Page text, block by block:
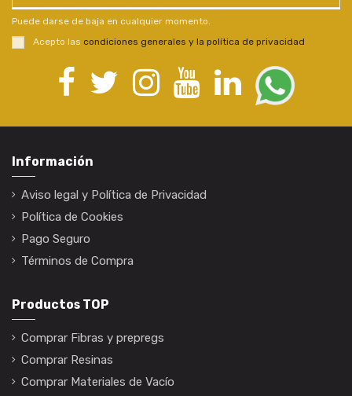
Puede darse de baja en cualquier momento.
Acepto las condiciones generales y la política de privacidad
Información
Aviso legal y Política de Privacidad
Política de Cookies
Pago Seguro
Términos de Compra
Productos TOP
Comprar Fibras y prepregs
Comprar Resinas
Comprar Materiales de Vacío